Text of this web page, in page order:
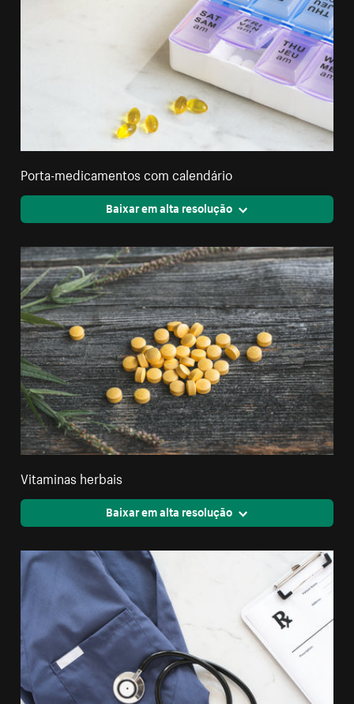
Porta-medicamentos com calendário
Baixar em alta resolução
Vitaminas herbais
Baixar em alta resolução